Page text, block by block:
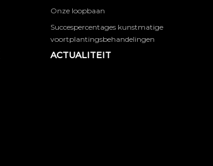
Onze loopbaan
Succespercentages kunstmatige
voortplantingsbehandelingen
ACTUALITEIT